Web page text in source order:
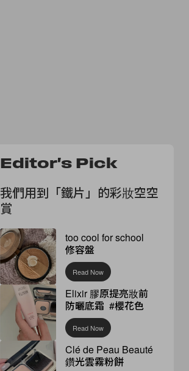
Editor's Pick
我們用到「鐵片」的彩妝空空
賞
too cool for school
修容盤
Read Now
Elixir 膠原提亮妝前
防曬底霜 #櫻花色
Read Now
Clé de Peau Beauté
鑽光雲霧粉餅